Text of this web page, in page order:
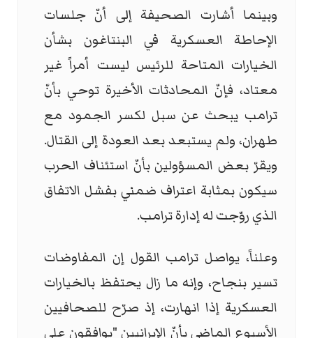
وبينما أشارت الصحيفة إلى أنّ جلسات
الإحاطة العسكرية في البنتاغون بشأن
الخيارات المتاحة للرئيس ليست أمراً غير
معتاد، فإنّ المحادثات الأخيرة توحي بأنّ
ترامب يبحث عن سبل لكسر الجمود مع
طهران، ولم يستبعد بعد العودة إلى القتال.
ويقرّ بعض المسؤولين بأنّ استئناف الحرب
سيكون بمثابة اعتراف ضمني بفشل الاتفاق
الذي روّجت له إدارة ترامب.
وعلناً، يواصل ترامب القول إن المفاوضات
تسير بنجاح، وإنه ما زال يحتفظ بالخيارات
العسكرية إذا انهارت، إذ صرّح للصحافيين
الأسبوع الماضي بأنّ الإيرانيين "يوافقون على